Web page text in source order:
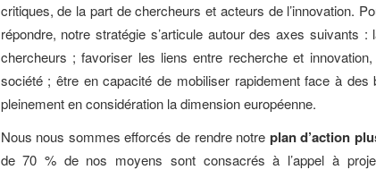
critiques, de la part de chercheurs et acteurs de l’innovation.
répondre, notre stratégie s’articule autour des axes suivants
chercheurs ; favoriser les liens entre recherche et
société ; être en capacité de mobiliser rapidement face à des
pleinement en considération la dimension européenne.
Nous nous sommes efforcés de rendre notre plan d’action
de 70 % de nos moyens sont consacrés à l’appel à